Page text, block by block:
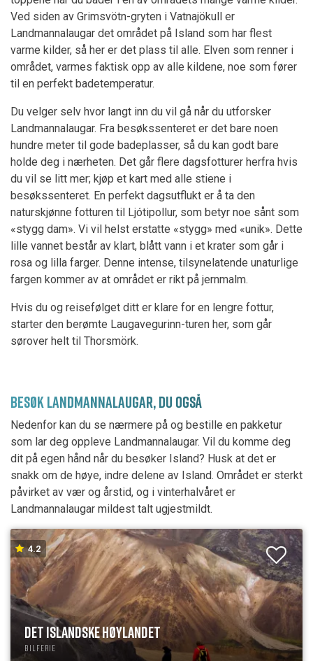
Ved siden av Grimsvötn-gryten i Vatnajökull er
Landmannalaugar det området på Island som har flest
varme kilder, så her er det plass til alle. Elven som renner i
området, varmes faktisk opp av alle kildene, noe som fører
til en perfekt badetemperatur.
Du velger selv hvor langt inn du vil gå når du utforsker
Landmannalaugar. Fra besøkssenteret er det bare noen
hundre meter til gode badeplasser, så du kan godt bare
holde deg i nærheten. Det går flere dagsfotturer herfra hvis
du vil se litt mer; kjøp et kart med alle stiene i
besøkssenteret. En perfekt dagsutflukt er å ta den
naturskjønne fotturen til Ljótipollur, som betyr noe sånt som
«stygg dam». Vi vil helst erstatte «stygg» med «unik». Dette
lille vannet består av klart, blått vann i et krater som går i
rosa og lilla farger. Denne intense, tilsynelatende unaturlige
fargen kommer av at området er rikt på jernmalm.
Hvis du og reisefølget ditt er klare for en lengre fottur,
starter den berømte Laugavegurinn-turen her, som går
sørover helt til Thorsmörk.
BESØK LANDMANNALAUGAR, DU OGSÅ
Nedenfor kan du se nærmere på og bestille en pakketur
som lar deg oppleve Landmannalaugar. Vil du komme deg
dit på egen hånd når du besøker Island? Husk at det er
snakk om de høye, indre delene av Island. Området er sterkt
påvirket av vær og årstid, og i vinterhalvåret er
Landmannalaugar mildest talt ugjestmildt.
4.2
DET ISLANDSKE HØYLANDET
Bilferie